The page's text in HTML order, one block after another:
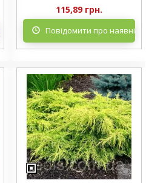
115,89 грн.
Повідомити про